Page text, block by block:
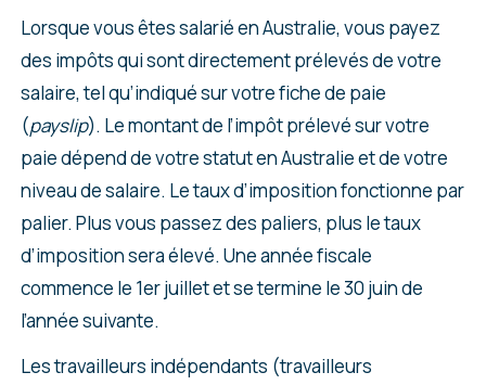
Lorsque vous êtes salarié en Australie, vous payez
des impôts qui sont directement prélevés de votre
salaire, tel qu’indiqué sur votre fiche de paie
(payslip). Le montant de l’impôt prélevé sur votre
paie dépend de votre statut en Australie et de votre
niveau de salaire. Le taux d’imposition fonctionne par
palier. Plus vous passez des paliers, plus le taux
d’imposition sera élevé. Une année fiscale
commence le 1er juillet et se termine le 30 juin de
l’année suivante.
Les travailleurs indépendants (travailleurs